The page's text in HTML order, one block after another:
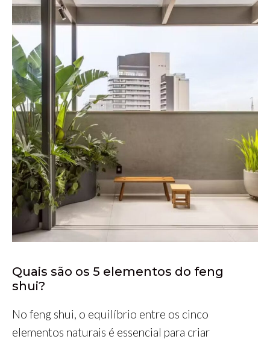
Quais são os 5 elementos do feng
shui?
No feng shui, o equilíbrio entre os cinco
elementos naturais é essencial para criar